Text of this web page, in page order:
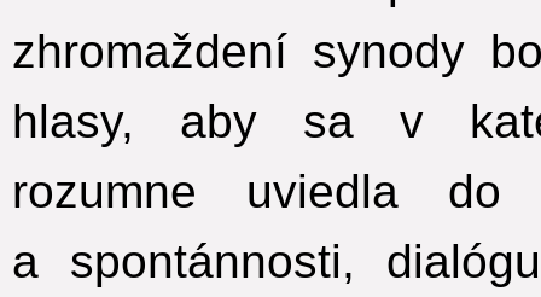
zhromaždení synody
hlasy, aby sa v
rozumne uviedla do
a spontánnosti,